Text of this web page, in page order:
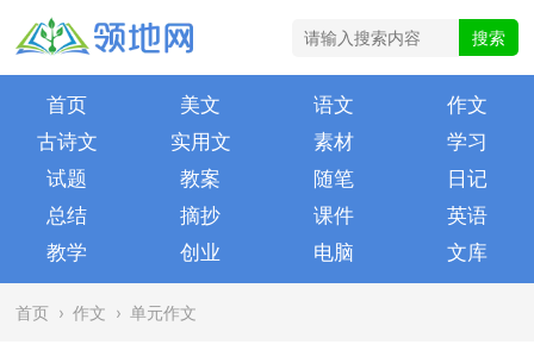
首页 美文 语文
作文
古诗文
实用文 素材
学习
试题
教案 随笔
日记
总结
摘抄 课件
英语
教学
创业 电脑 文库
首页 › 作文 › 单元作文